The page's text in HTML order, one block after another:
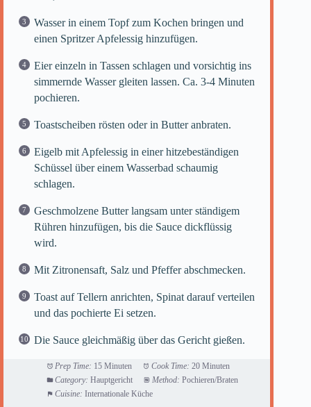
Wasser in einem Topf zum Kochen bringen und
einen Spritzer Apfelessig hinzufügen.
Eier einzeln in Tassen schlagen und vorsichtig ins
simmernde Wasser gleiten lassen. Ca. 3-4 Minuten
pochieren.
Toastscheiben rösten oder in Butter anbraten.
Eigelb mit Apfelessig in einer hitzebeständigen
Schüssel über einem Wasserbad schaumig
schlagen.
Geschmolzene Butter langsam unter ständigem
Rühren hinzufügen, bis die Sauce dickflüssig
wird.
Mit Zitronensaft, Salz und Pfeffer abschmecken.
Toast auf Tellern anrichten, Spinat darauf verteilen
und das pochierte Ei setzen.
Die Sauce gleichmäßig über das Gericht gießen.
Prep Time: 15 Minuten Cook Time: 20 Minuten
Category: Hauptgericht Method: Pochieren/Braten
Cuisine: Internationale Küche